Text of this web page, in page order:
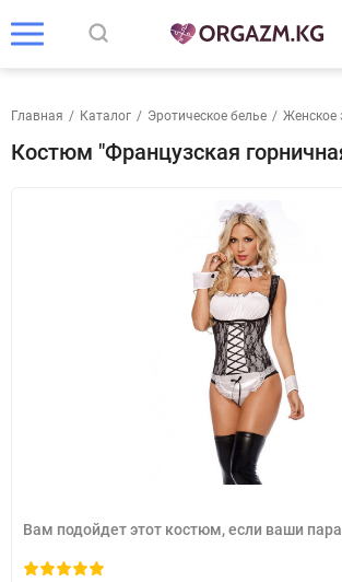
Главная / Каталог / Эротическое белье / Женское
Костюм "Французcкая
Вам подойдет этот костюм, если ваши